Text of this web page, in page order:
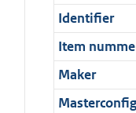
m
a
a
t
r
m
a
a
t
o
r
m
a
a
f
o
r
m
a
Identifier
Item
Maker